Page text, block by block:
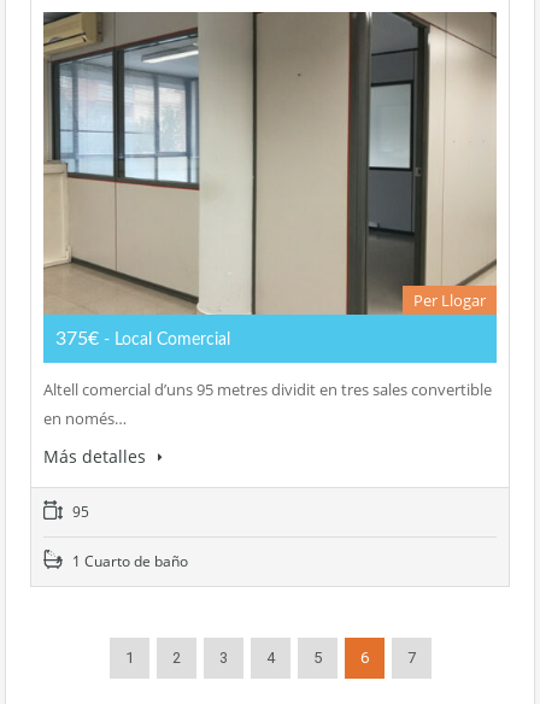
Per Llogar
375€ - Local Comercial
Altell comercial d’uns 95 metres dividit en tres sales convertible
en només…
Más detalles
95
1 Cuarto de baño
1 2 3 4 5 6 7